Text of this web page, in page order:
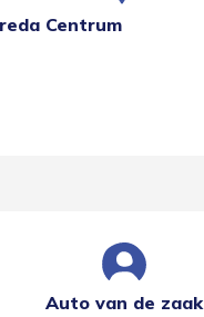
Centrum
Auto van de zaak